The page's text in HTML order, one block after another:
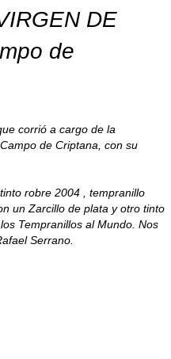
DE
de
corrió a cargo de la
de Criptana, con su
robre 2004 , tempranillo
un Zarcillo de plata y otro tinto
Tempranillos al Mundo. Nos
Serrano.